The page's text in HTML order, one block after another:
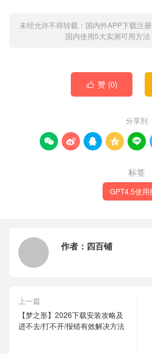
未经允许不得转载： 国内外APP下载注
国内使用5大实测可用方法
 赞 (0)
分享到
    
标签
GPT4.5使用
作者： 四百铺
上一篇
【梦之形】2026下载安装攻略及
进不去/打不开/报错有效解决方法